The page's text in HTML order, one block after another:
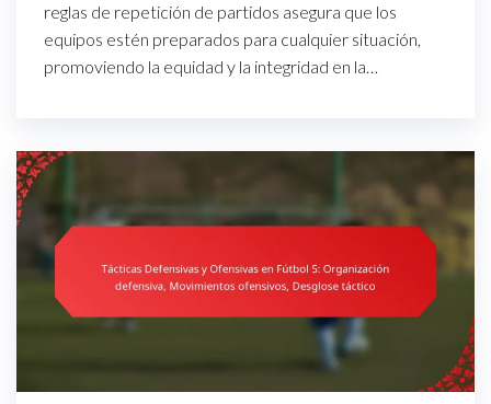
reglas de repetición de partidos asegura que los
equipos estén preparados para cualquier situación,
promoviendo la equidad y la integridad en la…